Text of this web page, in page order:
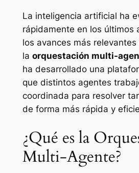
La inteligencia artificial ha
rápidamente en los últimos
los avances más relevantes
la orquestación multi-
ha desarrollado una
que distintos agentes
coordinada para resolver
de forma más rápida y
¿Qué es la
Multi-Agente?